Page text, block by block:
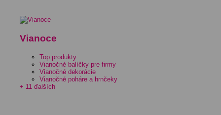
Vianoce
Top produkty
Vianočné balíčky pre firmy
Vianočné dekorácie
Vianočné poháre a hrnčeky
+ 11 ďalších